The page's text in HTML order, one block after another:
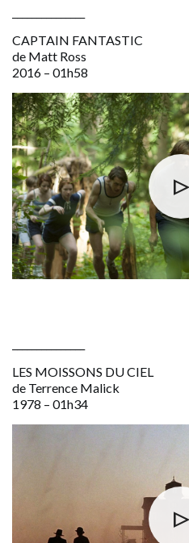
CAPTAIN FANTASTIC
de Matt Ross
2016 – 01h58
LES MOISSONS DU CIEL
de Terrence Malick
1978 – 01h34